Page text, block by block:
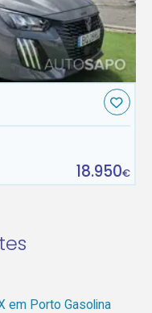
18.950€
em Porto Gasolina